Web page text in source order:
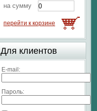
на сумму
перейти к корзине
Для клиентов
E-mail:
Пароль: